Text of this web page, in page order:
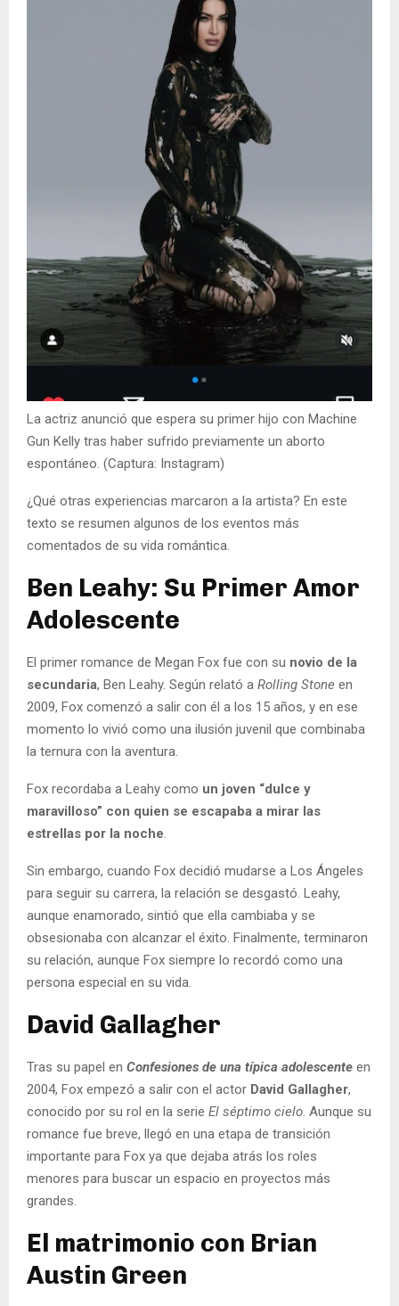
La actriz anunció que espera su primer hijo con Machine
Gun Kelly tras haber sufrido previamente un aborto
espontáneo. (Captura: Instagram)
¿Qué otras experiencias marcaron a la artista? En este
texto se resumen algunos de los eventos más
comentados de su vida romántica.
Ben Leahy: Su Primer Amor
Adolescente
El primer romance de Megan Fox fue con su novio de la
secundaria, Ben Leahy. Según relató a Rolling Stone en
2009, Fox comenzó a salir con él a los 15 años, y en ese
momento lo vivió como una ilusión juvenil que combinaba
la ternura con la aventura.
Fox recordaba a Leahy como un joven “dulce y
maravilloso” con quien se escapaba a mirar las
estrellas por la noche.
Sin embargo, cuando Fox decidió mudarse a Los Ángeles
para seguir su carrera, la relación se desgastó. Leahy,
aunque enamorado, sintió que ella cambiaba y se
obsesionaba con alcanzar el éxito. Finalmente, terminaron
su relación, aunque Fox siempre lo recordó como una
persona especial en su vida.
David Gallagher
Tras su papel en Confesiones de una típica adolescente en
2004, Fox empezó a salir con el actor David Gallagher,
conocido por su rol en la serie El séptimo cielo. Aunque su
romance fue breve, llegó en una etapa de transición
importante para Fox ya que dejaba atrás los roles
menores para buscar un espacio en proyectos más
grandes.
El matrimonio con Brian
Austin Green